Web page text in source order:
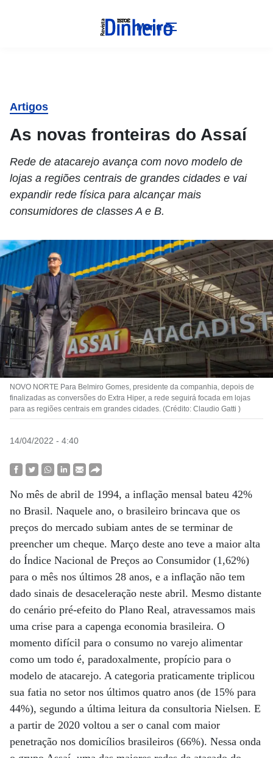
Menu
Artigos
As novas fronteiras do Assaí
Rede de atacarejo avança com novo modelo de
lojas a regiões centrais de grandes cidades e vai
expandir rede física para alcançar mais
consumidores de classes A e B.
NOVO NORTE Para Belmiro Gomes, presidente da companhia, depois de
finalizadas as conversões do Extra Hiper, a rede seguirá focada em lojas
para as regiões centrais em grandes cidades. (Crédito: Claudio Gatti )
14/04/2022 - 4:40
No mês de abril de 1994, a inflação mensal bateu 42%
no Brasil. Naquele ano, o brasileiro brincava que os
preços do mercado subiam antes de se terminar de
preencher um cheque. Março deste ano teve a maior alta
do Índice Nacional de Preços ao Consumidor (1,62%)
para o mês nos últimos 28 anos, e a inflação não tem
dado sinais de desaceleração neste abril. Mesmo distante
do cenário pré-efeito do Plano Real, atravessamos mais
uma crise para a capenga economia brasileira. O
momento difícil para o consumo no varejo alimentar
como um todo é, paradoxalmente, propício para o
modelo de atacarejo. A categoria praticamente triplicou
sua fatia no setor nos últimos quatro anos (de 15% para
44%), segundo a última leitura da consultoria Nielsen. E
a partir de 2020 voltou a ser o canal com maior
penetração nos domicílios brasileiros (66%). Nessa onda